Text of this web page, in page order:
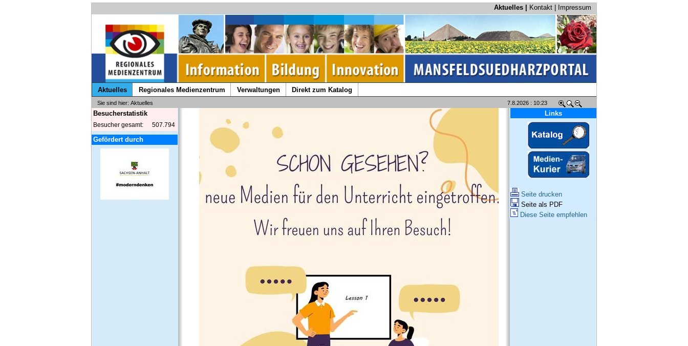
Aktuelles | Kontakt Impressum
Aktuelles Regionales Medienzentrum Verwaltungen Direkt zum Katalog
Sie sind hier: Aktuelles 7.8.2026 : 10:23
Besucherstatistik
Besucher gesamt: 507.794
Gefördert durch
Links
Seite drucken
Seite als PDF
Diese Seite empfehlen